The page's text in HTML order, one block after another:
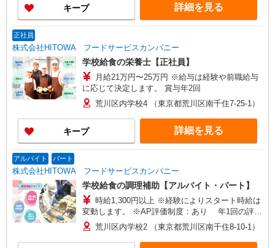
キープ 詳細を見る
正社員
株式会社HITOWA フードサービスカンパニー
学校給食の栄養士【正社員】
月給21万円〜25万円 ※給与は経験や前職給与
に応じて決定します。 賞与年2回
荒川区内学校4 （東京都荒川区南千住7-25-1）
キープ 詳細を見る
アルバイト パート
株式会社HITOWA フードサービスカンパニー
学校給食の調理補助【アルバイト・パート】
時給1,300円以上 ※経験によりスタート時給は
変動します。 ※AP評価制度：あり 年1回の評価
により時給を見直します。 ※アルバイト賞与（寸
志）：あり 年2回。勤続年数により金額UP。
荒川区内学校2 （東京都荒川区南千住8-10-1）